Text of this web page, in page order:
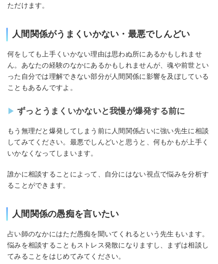
ただけます。
人間関係がうまくいかない・最悪でしんどい
何をしても上手くいかない理由は思わぬ所にあるかもしれませ
ん。あなたの経験のなかにあるかもしれませんが、魂や前世とい
った自分では理解できない部分が人間関係に影響を及ぼしている
こともあるんですよ。
ずっとうまくいかないと我慢が爆発する前に
もう無理だと爆発してしまう前に人間関係占いに強い先生に相談
してみてください。最悪でしんどいと思うと、何もかもが上手く
いかなくなってしまいます。
誰かに相談することによって、自分にはない視点で悩みを分析す
ることができます。
人間関係の愚痴を言いたい
占い師のなかにはただ愚痴を聞いてくれるという先生もいます。
悩みを相談することもストレス発散になりますし、まずは相談し
てみることをはじめてみてください。